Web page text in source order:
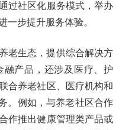
过社区化服务模式，举办
一步提升服务体验。
老生态，提供综合解决方
产品，还涉及医疗、护
合养老社区、医疗机构和
。例如，与养老社区合作
作推出健康管理类产品或